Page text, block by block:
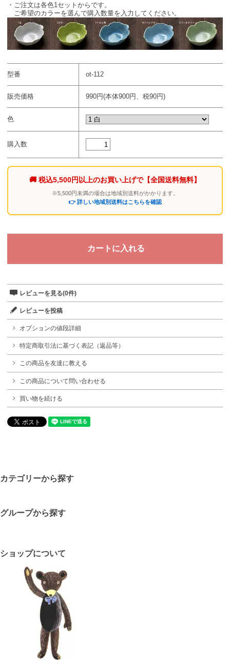
・ご注文は各色1セットからです。
ご希望のカラーを選んで購入数量を入力してください。
型番 ot-112
販売価格 990円(本体900円、税90円)
色
購入数
🚚 税込5,500円以上のお買い上げで【全国送料無料】
※5,500円未満の場合は地域別送料がかかります。
👉 詳しい地域別送料はこちらを確認
レビューを見る(0件)
レビューを投稿
オプションの値段詳細
特定商取引法に基づく表記（返品等）
この商品を友達に教える
この商品について問い合わせる
買い物を続ける
カテゴリーから探す
グループから探す
ショップについて